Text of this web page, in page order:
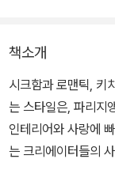
책소개
시크함과 로맨틱, 키
는 스타일은, 파리지
인테리어와 사랑에
는 크리에이터들의